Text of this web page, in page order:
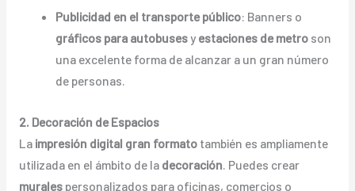
Publicidad en el transporte público: Banners o
gráficos para autobusesy estaciones de metro son
una excelente forma de alcanzar a un gran número
de personas.
2. Decoración de Espacios
La impresión digital gran formatotambién es ampliamente
utilizada en el ámbito de la decoración . Puedes crear
muralespersonalizados para oficinas, comercios o